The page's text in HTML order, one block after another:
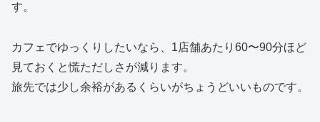
す。
カフェでゆっくりしたいなら、1店舗あたり60〜90分ほど
見ておくと慌ただしさが減ります。
旅先では少し余裕があるくらいがちょうどいいものです。